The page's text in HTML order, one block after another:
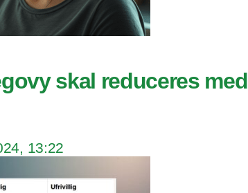
skal reduceres med
13:22